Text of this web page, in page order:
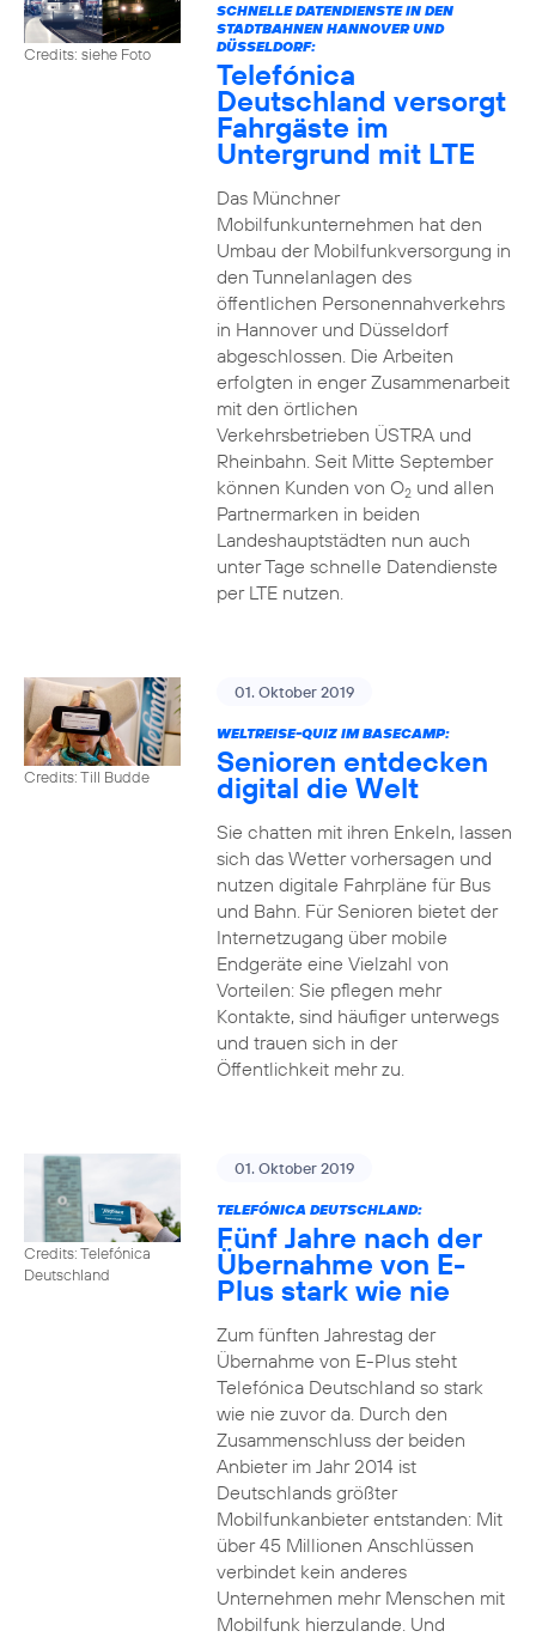
Credits: siehe Foto
SCHNELLE DATENDIENSTE IN DEN
STADTBAHNEN HANNOVER UND
DÜSSELDORF:
Telefónica
Deutschland versorgt
Fahrgäste im
Untergrund mit LTE
Das Münchner
Mobilfunkunternehmen hat den
Umbau der Mobilfunkversorgung in
den Tunnelanlagen des
öffentlichen Personennahverkehrs
in Hannover und Düsseldorf
abgeschlossen. Die Arbeiten
erfolgten in enger Zusammenarbeit
mit den örtlichen
Verkehrsbetrieben ÜSTRA und
Rheinbahn. Seit Mitte September
können Kunden von O2und allen
Partnermarken in beiden
Landeshauptstädten nun auch
unter Tage schnelle Datendienste
per LTE nutzen.
Credits: Till Budde
01. Oktober 2019
WELTREISE-QUIZ IM BASECAMP:
Senioren entdecken
digital die Welt
Sie chatten mit ihren Enkeln, lassen
sich das Wetter vorhersagen und
nutzen digitale Fahrpläne für Bus
und Bahn. Für Senioren bietet der
Internetzugang über mobile
Endgeräte eine Vielzahl von
Vorteilen: Sie pflegen mehr
Kontakte, sind häufiger unterwegs
und trauen sich in der
Öffentlichkeit mehr zu.
Credits: Telefónica
Deutschland
01. Oktober 2019
TELEFÓNICA DEUTSCHLAND:
Fünf Jahre nach der
Übernahme von E-
Plus stark wie nie
Zum fünften Jahrestag der
Übernahme von E-Plus steht
Telefónica Deutschland so stark
wie nie zuvor da. Durch den
Zusammenschluss der beiden
Anbieter im Jahr 2014 ist
Deutschlands größter
Mobilfunkanbieter entstanden: Mit
über 45 Millionen Anschlüssen
verbindet kein anderes
Unternehmen mehr Menschen mit
Mobilfunk hierzulande. Und